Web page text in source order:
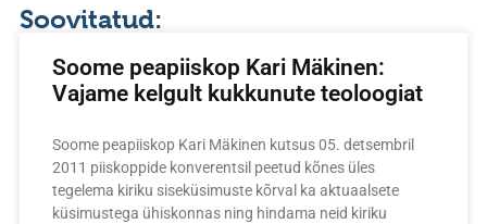
Soovitatud:
Soome peapiiskop Kari Mäkinen:
Vajame kelgult kukkunute teoloogiat
Soome peapiiskop Kari Mäkinen kutsus 05. detsembril
2011 piiskoppide konverentsil peetud kõnes üles
tegelema kiriku siseküsimuste kõrval ka aktuaalsete
küsimustega ühiskonnas ning hindama neid kiriku